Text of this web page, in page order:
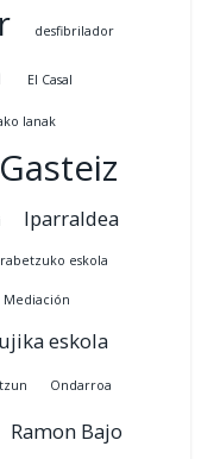
desfibrilador
El Casal
lanak
Gasteiz
Iparraldea
eskola
Mediación
eskola
Ondarroa
Ramon Bajo